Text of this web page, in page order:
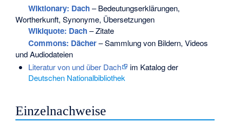
Wiktionary: Dach– Bedeutungserklärungen,
Wortherkunft, Synonyme, Übersetzungen
Wikiquote: Dach– Zitate
Commons: Dächer– Sammlung von Bildern, Videos
und Audiodateien
Literatur von und über Dach
im Katalog der
Deutschen Nationalbibliothek
Einzelnachweise